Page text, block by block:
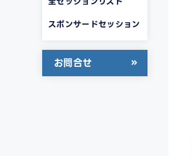
スポンサードセッション
お問合せ